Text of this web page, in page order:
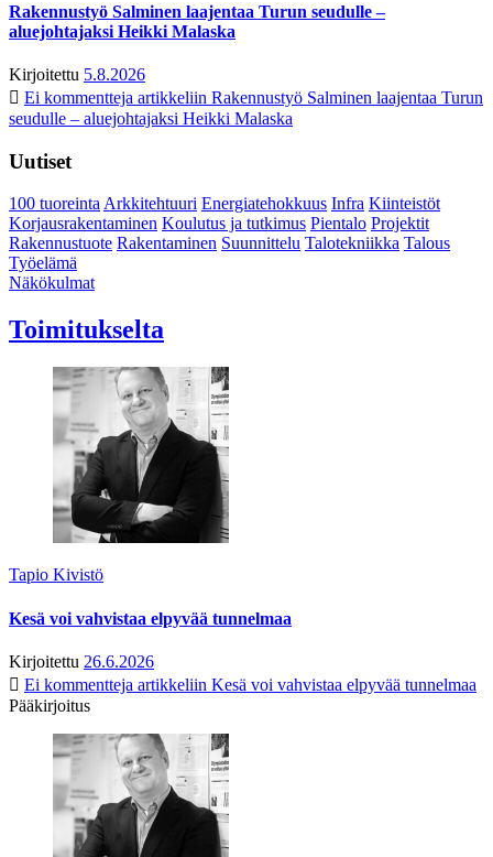
Rakennustyö Salminen laajentaa Turun seudulle –
aluejohtajaksi Heikki Malaska
Kirjoitettu 5.8.2026
Ei kommentteja artikkeliin Rakennustyö Salminen laajentaa Turun
seudulle – aluejohtajaksi Heikki Malaska
Uutiset
100 tuoreintaArkkitehtuuri Energiatehokkuus Infra Kiinteistöt
Korjausrakentaminen Koulutus ja tutkimus Pientalo Projektit
Rakennustuote Rakentaminen Suunnittelu Talotekniikka Talous
Työelämä
Näkökulmat
Toimitukselta
Tapio Kivistö
Kesä voi vahvistaa elpyvää tunnelmaa
Kirjoitettu 26.6.2026
Ei kommentteja artikkeliin Kesä voi vahvistaa elpyvää tunnelmaa
Pääkirjoitus